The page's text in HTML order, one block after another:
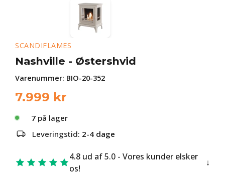
SCANDIFLAMES
Nashville - Østershvid
Varenummer: BIO-20-352
7.999 kr
7 på lager
Leveringstid: 2-4 dage
4.8 ud af 5.0 - Vores kunder elsker
os!